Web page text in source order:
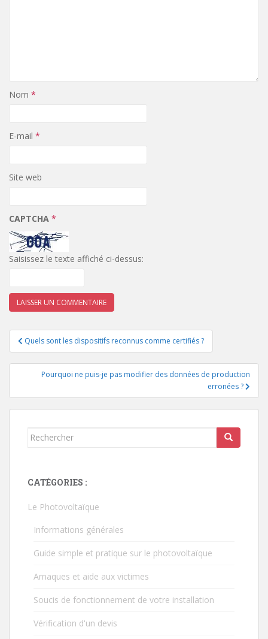
Nom *
E-mail *
Site web
CAPTCHA *
Saisissez le texte affiché ci-dessus:
Navigation
de
l’article
Quels sont les dispositifs reconnus comme certifiés ?
Pourquoi ne puis-je pas modifier des données de production
erronées ?
Rechercher...
CATÉGORIES :
Le Photovoltaïque
Informations générales
Guide simple et pratique sur le photovoltaïque
Arnaques et aide aux victimes
Soucis de fonctionnement de votre installation
Vérification d'un devis